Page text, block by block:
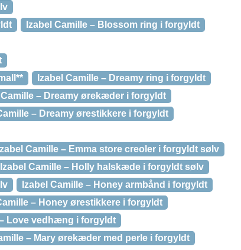
Izabel Camille – Blossom ring i forgyldt
Izabel Camille – Dreamy ring i forgyldt
Camille – Dreamy ørekæder i forgyldt
– Dreamy ørestikkere i forgyldt
Izabel Camille – Emma store creoler i forgyldt sølv
Izabel Camille – Holly halskæde i forgyldt sølv
Izabel Camille – Honey armbånd i forgyldt
– Honey ørestikkere i forgyldt
– Love vedhæng i forgyldt
– Mary ørekæder med perle i forgyldt